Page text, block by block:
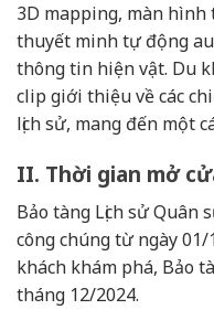
3D mapping, màn
thuyết minh tự động
thông tin hiện vật. Du
clip giới thiệu về các
lịch sử, mang đến một
II. Thời gian mở
Bảo tàng Lịch sử Quân
công chúng từ ngày
khách khám phá, Bảo
tháng 12/2024.